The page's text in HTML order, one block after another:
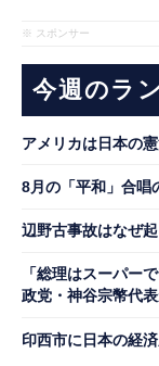
※ スポンサー
今週のラ
アメリカは日本の
8月の「平和」合唱
辺野古事故はなぜ起
「総理はスーパー
政党・神谷宗幣代
印西市に日本の経